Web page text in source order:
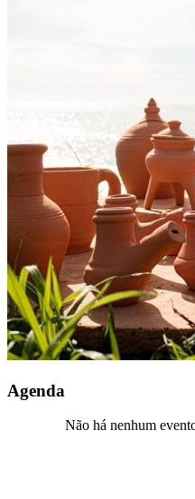
Agenda
Não há nenhum